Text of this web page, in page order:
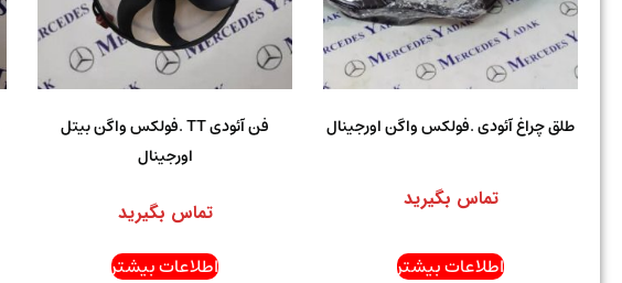
طلق چراغ آئودی .فولکس واگن اورجینال
تماس بگیرید
اطلاعات بیشتر
فن آئودی TT .فولکس واگن بیتل
اورجینال
تماس بگیرید
اطلاعات بیشتر